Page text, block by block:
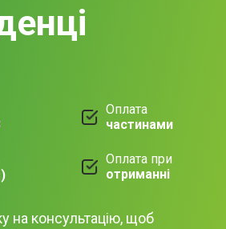
Оплата при
отриманні
на консультацію, щоб
Оплата
частинами